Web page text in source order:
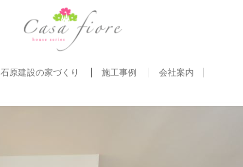
石原建設の家づくり 施工事例 会社案内